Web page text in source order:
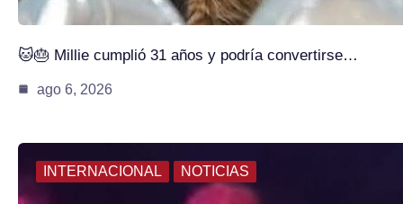
🐱🎂 Millie cumplió 31 años y podría convertirse…
ago 6, 2026
INTERNACIONAL NOTICIAS